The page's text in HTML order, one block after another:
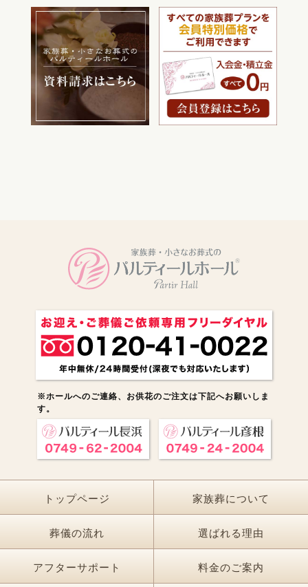
※ホールへのご連絡、お供花のご注文は下記へお願いしま
す。
トップページ 家族葬について
葬儀の流れ 選ばれる理由
アフターサポート 料金のご案内